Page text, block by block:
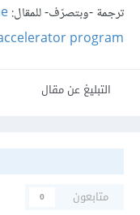
ترجمة -وبتصرّف- للمقال:
program
التبليغ عن مقال
متابعون
0